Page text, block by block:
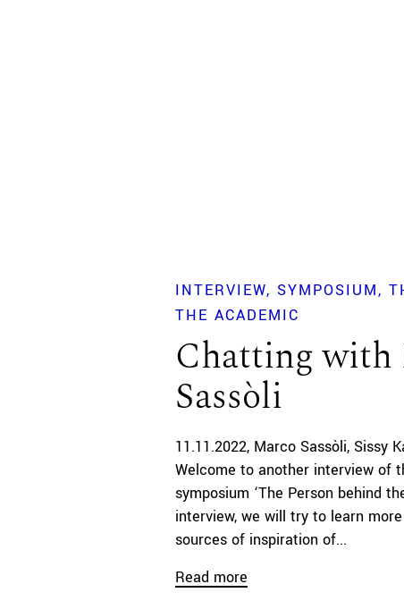
INTERVIEW SYMPOSIUM
THE ACADEMIC
Chatting with
Sassòli
11.11.2022 Marco Sassòli Sissy
Welcome to another interview of
symposium ‘The Person behind
interview, we will try to learn
sources of inspiration of...
Read more